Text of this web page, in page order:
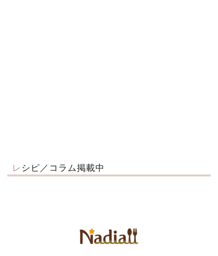
レシピ／コラム掲載中